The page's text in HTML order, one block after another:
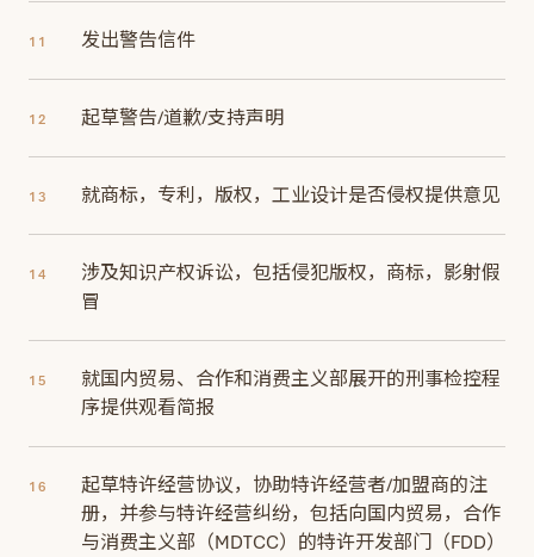
11 发出警告信件
12 起草警告/道歉/支持声明
13 就商标，专利，版权，工业设计是否侵权提供意见
14
涉及知识产权诉讼，包括侵犯版权，商标，影射假
冒
15
就国内贸易、合作和消费主义部展开的刑事检控程
序提供观看简报
16
起草特许经营协议，协助特许经营者/加盟商的注
册，并参与特许经营纠纷，包括向国内贸易，合作
与消费主义部（MDTCC）的特许开发部门（FDD）